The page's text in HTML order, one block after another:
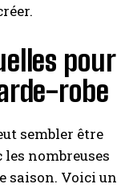
pour
robe
sembler être
nombreuses
saison. Voici un